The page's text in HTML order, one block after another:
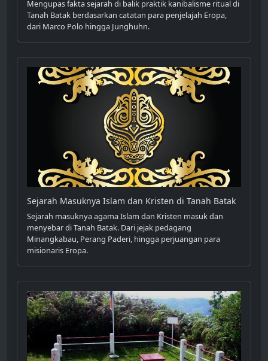
Mengupas fakta sejarah di balik praktik kanibalisme ritual di
Tanah Batak berdasarkan catatan para penjelajah Eropa,
dari Marco Polo hingga Junghuhn.
Sejarah Masuknya Islam dan Kristen di Tanah Batak
Sejarah masuknya agama Islam dan Kristen masuk dan
menyebar di Tanah Batak. Dari jejak pedagang
Minangkabau, Perang Paderi, hingga perjuangan para
misionaris Eropa.